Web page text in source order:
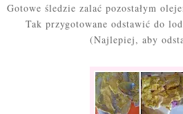
Gotowe śledzie zalać pozostałym
Tak przygotowane odstawić do
(Najlepiej, aby